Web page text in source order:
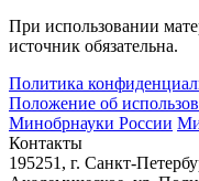
При использовании
источник обязательна.
Политика
Положение об
Минобрнауки России
Контакты
195251, г. Санкт-